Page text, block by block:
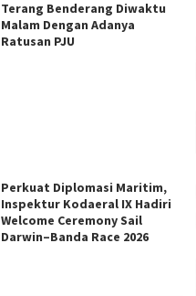
Terang Benderang Diwaktu
Malam Dengan Adanya
Ratusan PJU
Perkuat Diplomasi Maritim,
Inspektur Kodaeral IX Hadiri
Welcome Ceremony Sail
Darwin–Banda Race 2026